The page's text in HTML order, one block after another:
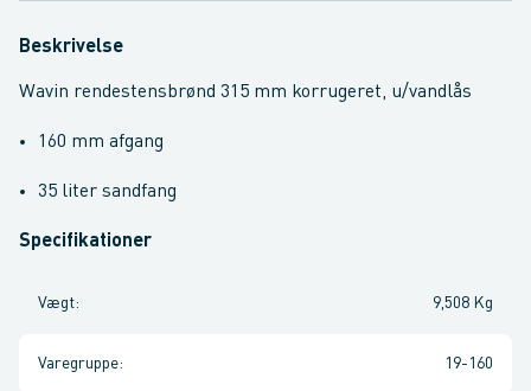
Beskrivelse
Wavin rendestensbrønd 315 mm korrugeret, u/vandlås
160 mm afgang
35 liter sandfang
Specifikationer
Vægt: 9,508 Kg
Varegruppe: 19-160